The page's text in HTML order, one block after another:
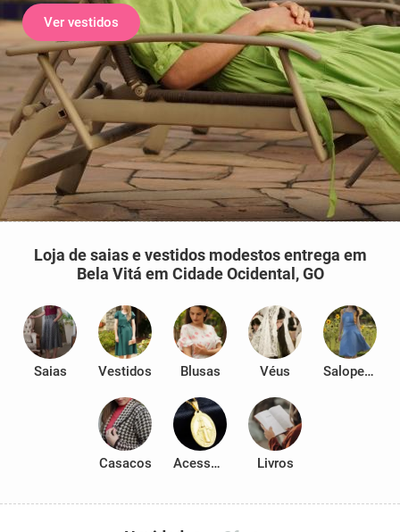
Ver vestidos
Loja de saias e vestidos modestos entrega em
Bela Vitá em Cidade Ocidental, GO
Saias Vestidos Blusas Véus Salopetes
Casacos Acessórios Livros